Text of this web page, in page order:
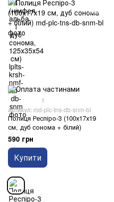
1
Артикул: md-plc-tns-db-snm-bl
Полиця Респіро-3 (100х17х19
см, дуб сонома + білий)
590 грн
Купити